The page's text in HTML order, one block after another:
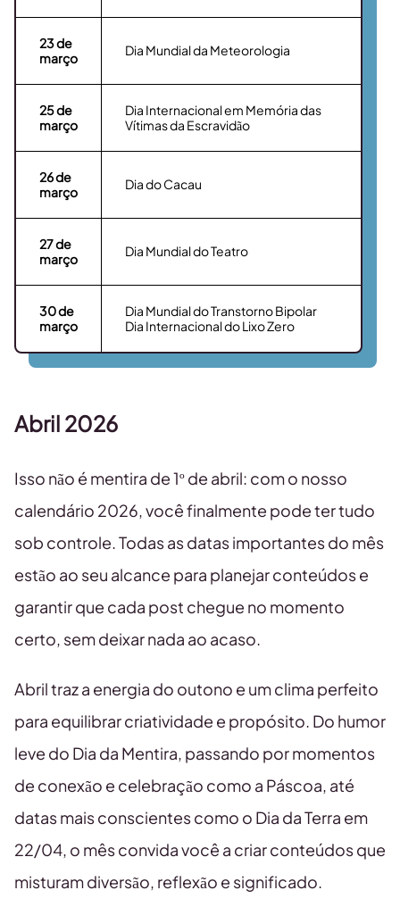
23de
março
Dia Mundial da Meteorologia
25de
março
Dia Internacional em Memória das
Vítimas da Escravidão
26de
março
Dia do Cacau
27de
março
Dia Mundial do Teatro
30de
março
Dia Mundial do Transtorno Bipolar
Dia Internacional do Lixo Zero
Abril 2026
Isso não é mentira de 1º de abril: com o nosso
calendário 2026, você finalmente pode ter tudo
sob controle. Todas as datas importantes do mês
estão ao seu alcance para planejar conteúdos e
garantir que cada post chegue no momento
certo, sem deixar nada ao acaso.
Abril traz a energia do outono e um clima perfeito
para equilibrar criatividade e propósito. Do humor
leve do Dia da Mentira, passando por momentos
de conexão e celebração como a Páscoa, até
datas mais conscientes como o Dia da Terra em
22/04, o mês convida você a criar conteúdos que
misturam diversão, reflexão e significado.